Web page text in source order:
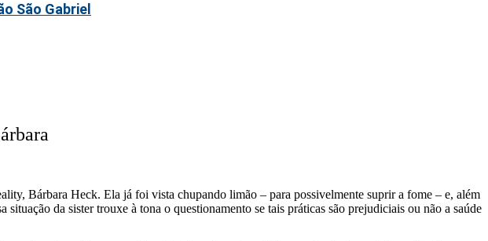
São Gabriel
Bárbara Heck. Ela já foi vista chupando limão – para possivelmente suprir a fome – e, além
da sister trouxe à tona o questionamento se tais práticas são prejudiciais ou não a saúde